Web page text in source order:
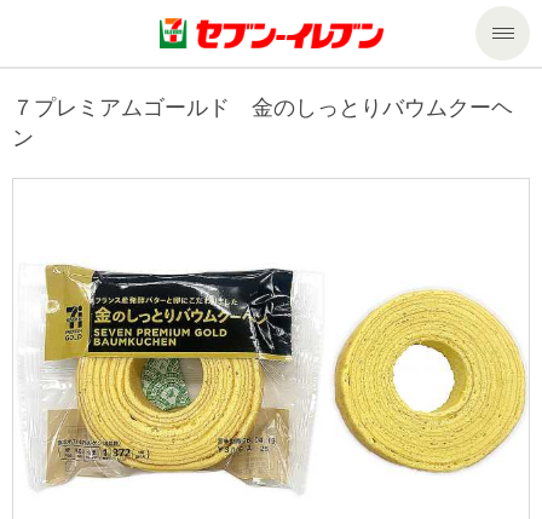
商品のご案内
来週の新商品
商品カテゴリ一覧
セブンプレミアム
サービストップ
nanacoトップ
マルチコピー機でできること
企業情報
企業情報トップ
ニュースリリース
私たちの取組み
サステナビリティ
７プレミアムゴールド 金のしっとりバウムクーヘ
ン